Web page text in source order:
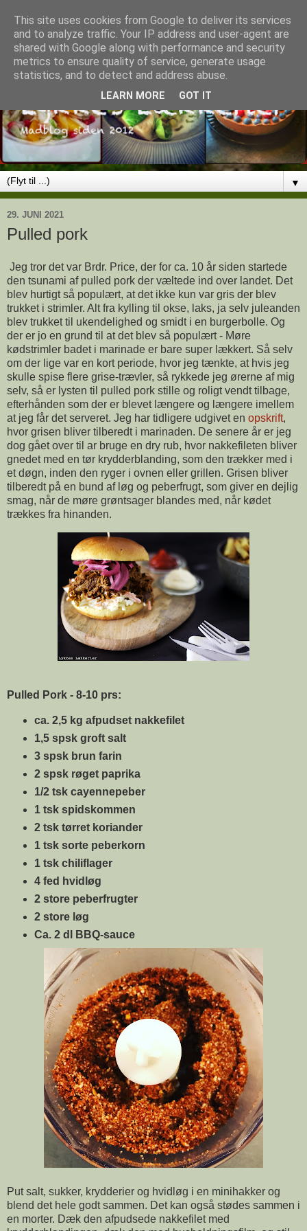
▼
29. JUNI 2021
Pulled pork
Jeg tror det var Brdr. Price, der for ca. 10 år siden startede
den tsunami af pulled pork der væltede ind over landet. Det
blev hurtigt så populært, at det ikke kun var gris der blev
trukket i strimler. Alt fra kylling til okse, laks, ja selv juleanden
blev trukket til ukendelighed og smidt i en burgerbolle. Og
der er jo en grund til at det blev så populært - Møre
kødstrimler badet i marinade er bare super lækkert. Så selv
om der lige var en kort periode, hvor jeg tænkte, at hvis jeg
skulle spise flere grise-trævler, så rykkede jeg ørerne af mig
selv, så er lysten til pulled pork stille og roligt vendt tilbage,
efterhånden som der er blevet længere og længere imellem
at jeg får det serveret. Jeg har tidligere udgivet en opskrift,
hvor grisen bliver tilberedt i marinaden. De senere år er jeg
dog gået over til ar bruge en dry rub, hvor nakkefileten bliver
gnedet med en tør krydderblanding, som den trækker med i
et døgn, inden den ryger i ovnen eller grillen. Grisen bliver
tilberedt på en bund af løg og peberfrugt, som giver en dejlig
smag, når de møre grøntsager blandes med, når kødet
trækkes fra hinanden.
Pulled Pork - 8-10 prs:
ca. 2,5 kg afpudset nakkefilet
1,5 spsk groft salt
3 spsk brun farin
2 spsk røget paprika
1/2 tsk cayennepeber
1 tsk spidskommen
2 tsk tørret koriander
1 tsk sorte peberkorn
1 tsk chiliflager
4 fed hvidløg
2 store peberfrugter
2 store løg
Ca. 2 dl BBQ-sauce
Put salt, sukker, krydderier og hvidløg i en minihakker og
blend det hele godt sammen. Det kan også stødes sammen i
en morter. Dæk den afpudsede nakkefilet med
This site uses cookies from Google to deliver its services
and to analyze traffic. Your IP address and user-agent are
shared with Google along with performance and security
metrics to ensure quality of service, generate usage
statistics, and to detect and address abuse.
LEARN MORE GOT IT